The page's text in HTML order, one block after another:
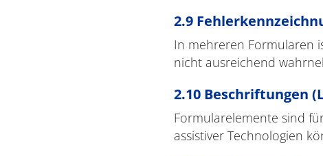
2.9
In mehreren Formularen
nicht ausreichend
2.10 Beschriftungen
Formularelemente sind
assistiver Technologien